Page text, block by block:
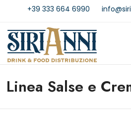
+39 333 664 6990
Linea Salse e